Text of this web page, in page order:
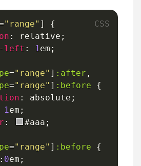
"range" ]
{
: relative ;
left : 1em ;
="range" ] :after ,
="range" ] :before
{
: absolute ;
1em ;
: #aaa ;
="range" ] :before
{
: 0em ;